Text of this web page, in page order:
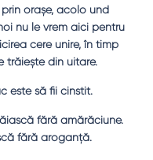
oraşe, acolo und
nu le vrem aici pentru
cere unire, în timp
trăieşte din uitare.
este să fii cinstit.
fără amărăciune.
fără aroganţă.